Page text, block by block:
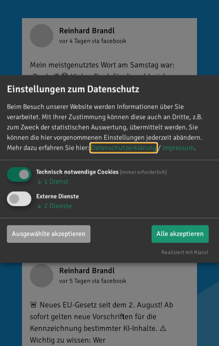
Reinhard Brandl
vor 4 Tagen via facebook
Mein meistgenutztes Wort am Samstag war:
„Danke!“ 😊 Vielen Dank für die zahlreichen
Glückwünsche, Nachrichten, Anrufe und die
über jede einzelne Aufmerksamkeit gefreut. Es
ist alles andere als selbstverständlich, dass sich
so viele Menschen die Zeit nehmen, an einen zu
denken. Umso mehr weiß ich das zu schätzen.
Reinhard Brandl
vor 5 Tagen via facebook
🚨 Neues EU-Gesetz seit dem 2. August! Ab
sofort gelten neue Vorschriften für die
Kennzeichnung bestimmter KI-Inhalte. ⚠️
Wichtig zu wissen: Wer
Einstellungen zum Datenschutz
Beim Besuch unserer Website werden Informationen über Sie
verarbeitet. Mit Ihrer Zustimmung können diese auch an Dritte, z.B.
zum Zweck der statistischen Auswertung, übermittelt werden. Sie
können die hier vorgenommenen Einstellungen jederzeit abändern.
Mehr dazu erfahren Sie hier: Datenschutzerklärung / Impressum.
Technisch notwendige Cookies (immer erforderlich)
↓ 1 Dienst
Externe Dienste
↓ 2 Dienste
Ausgewählte akzeptieren Alle akzeptieren
Realisiert mit Klaro!